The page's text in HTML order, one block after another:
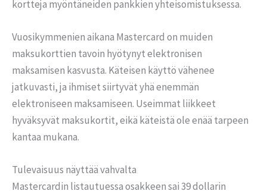
kortteja myöntäneiden pankkien yhteisomistuksessa.
Vuosikymmenien aikana Mastercard on muiden
maksukorttien tavoin hyötynyt elektronisen
maksamisen kasvusta. Käteisen käyttö vähenee
jatkuvasti, ja ihmiset siirtyvät yhä enemmän
elektroniseen maksamiseen. Useimmat liikkeet
hyväksyvät maksukortit, eikä käteistä ole enää tarpeen
kantaa mukana.
Tulevaisuus näyttää vahvalta
Mastercardin listautuessa osakkeen sai 39 dollarin